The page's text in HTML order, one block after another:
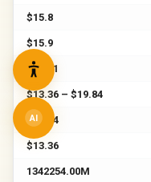
$15.8
$15.9
$15.51
$13.36 – $19.84
$19.84
$13.36
1342254.00M
AI